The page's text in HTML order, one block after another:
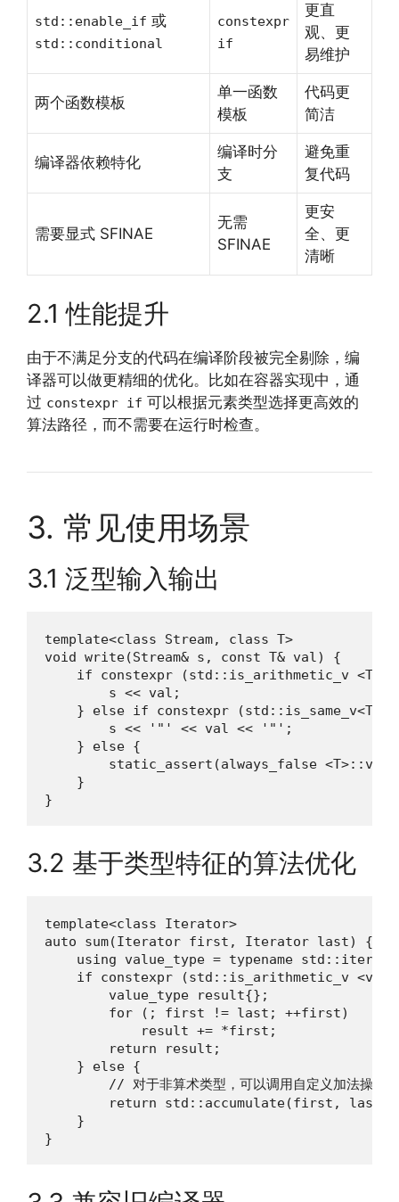
std::enable_if 或
std::conditional
constexpr
if
更直
观、更
易维护
两个函数模板
单一函数
模板
代码更
简洁
编译器依赖特化
编译时分
支
避免重
复代码
需要显式 SFINAE
无需
SFINAE
更安
全、更
清晰
2.1 性能提升
由于不满足分支的代码在编译阶段被完全剔除，编
译器可以做更精细的优化。比如在容器实现中，通
过 constexpr if 可以根据元素类型选择更高效的
算法路径，而不需要在运行时检查。
3. 常见使用场景
3.1 泛型输入输出
template<class Stream, class T>
void write(Stream& s, const T& val) {
if constexpr (std::is_arithmetic_v <T>)
        s << val;
} else if constexpr (std::is_same_v<T,
        s << '"' << val << '"';
    } else {
static_assert(always_false
    }
}
3.2 基于类型特征的算法优化
template<class Iterator>
auto sum(Iterator first, Iterator last) {
using value_type = typename
if constexpr (std::is_arithmetic_v
        value_type result{};
        for (; first != last; ++first)
            result += *first;
        return result;
    } else {
        // 对于非算术类型，可以调用自定义加法操作
return std::accumulate(first, last,
    }
}